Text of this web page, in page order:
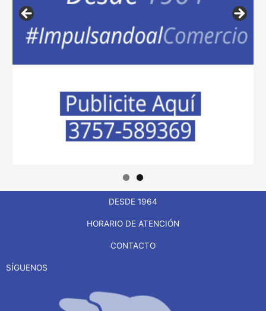
DESDE 1964
HORARIO DE ATENCIÓN
CONTACTO
SÍGUENOS